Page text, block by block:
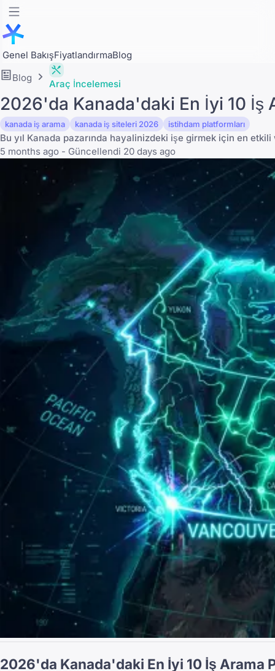
Genel BakışFiyatlandırmaBlog
Blog
Araç İncelemesi
2026'da Kanada'daki En İyi 10 İş
kanada iş arama kanada iş siteleri 2026 istihdam platformları
Bu yıl Kanada pazarında hayalinizdeki işe girmek için en
5 months ago - Güncellendi 20 days ago
2026'da Kanada'daki En İyi 10 İş Arama